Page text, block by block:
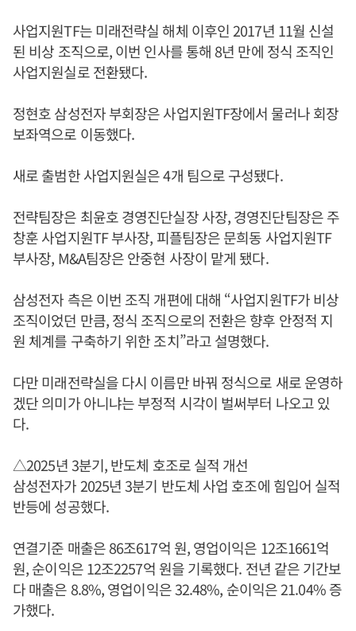
사업지원TF는 미래전략실 해체 이후인 2017년 11월 신설
된 비상 조직으로, 이번 인사를 통해 8년 만에 정식 조직인
사업지원실로 전환됐다.
정현호 삼성전자 부회장은 사업지원TF장에서 물러나 회장
보좌역으로 이동했다.
새로 출범한 사업지원실은 4개 팀으로 구성됐다.
전략팀장은 최윤호 경영진단실장 사장, 경영진단팀장은 주
창훈 사업지원TF 부사장, 피플팀장은 문희동 사업지원TF
부사장, M&A팀장은 안중현 사장이 맡게 됐다.
삼성전자 측은 이번 조직 개편에 대해 “사업지원TF가 비상
조직이었던 만큼, 정식 조직으로의 전환은 향후 안정적 지
원 체계를 구축하기 위한 조치”라고 설명했다.
다만 미래전략실을 다시 이름만 바꿔 정식으로 새로 운영하
겠단 의미가 아니냐는 부정적 시각이 벌써부터 나오고 있
다.
△2025년 3분기, 반도체 호조로 실적 개선
삼성전자가 2025년 3분기 반도체 사업 호조에 힘입어 실적
반등에 성공했다.
연결기준 매출은 86조617억 원, 영업이익은 12조1661억
원, 순이익은 12조2257억 원을 기록했다. 전년 같은 기간보
다 매출은 8.8%, 영업이익은 32.48%, 순이익은 21.04% 증
가했다.